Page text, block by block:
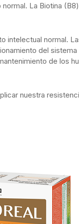
La Biotina
normal.
del sistema
de los
nuestra